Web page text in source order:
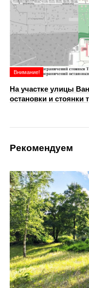
Внимание!
На участке улицы
остановки и стоянки
Рекомендуем